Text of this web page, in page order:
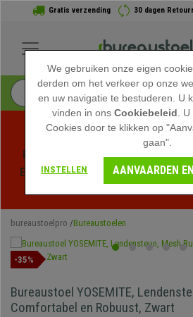
Gratis verzending 30 dagen
Profiteer van de
Exclusieve kortingen voor een
bureaustoelpro Bureaustoelen
-35%
Bureaustoel YOSEMITE,
Comfortabel en Robuust, Zwart
We gebruiken onze eigen
derden om het verkeer op onze
en uw navigatie te bestuderen. U
vinden in onsCookiebeleid .
Cookies door te klikken op
gaan".
INSTELLEN AANVAARDEN